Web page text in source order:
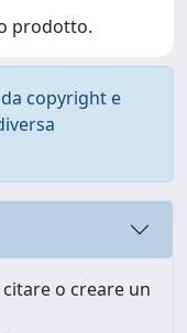
prodotto.
copyright e
o creare un